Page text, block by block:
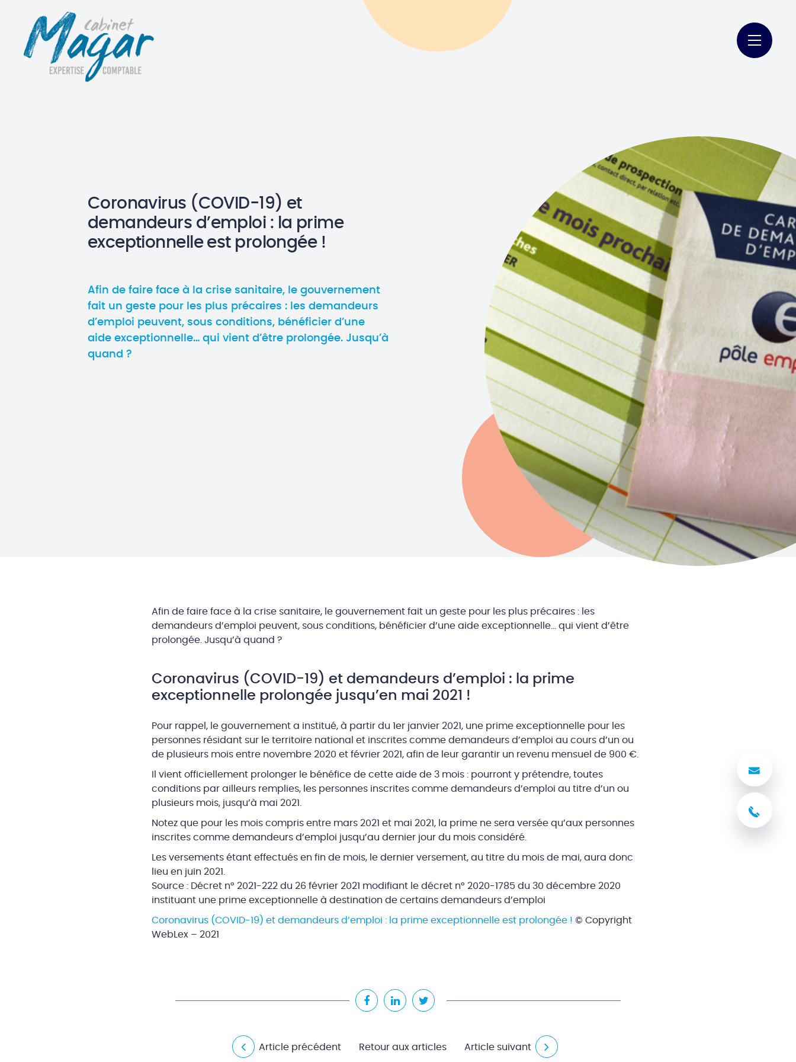
Coronavirus (COVID-19) et
demandeurs d’emploi : la prime
exceptionnelle est prolongée !
Afin de faire face à la crise sanitaire, le gouvernement
fait un geste pour les plus précaires : les demandeurs
d’emploi peuvent, sous conditions, bénéficier d’une
aide exceptionnelle… qui vient d’être prolongée. Jusqu’à
quand ?
Afin de faire face à la crise sanitaire, le gouvernement fait un geste pour les plus précaires : les
demandeurs d’emploi peuvent, sous conditions, bénéficier d’une aide exceptionnelle… qui vient d’être
prolongée. Jusqu’à quand ?
Coronavirus (COVID-19) et demandeurs d’emploi : la prime
exceptionnelle prolongée jusqu’en mai 2021 !
Pour rappel, le gouvernement a institué, à partir du 1er janvier 2021, une prime exceptionnelle pour les
personnes résidant sur le territoire national et inscrites comme demandeurs d’emploi au cours d’un ou
de plusieurs mois entre novembre 2020 et février 2021, afin de leur garantir un revenu mensuel de 900 €.
Il vient officiellement prolonger le bénéfice de cette aide de 3 mois : pourront y prétendre, toutes
conditions par ailleurs remplies, les personnes inscrites comme demandeurs d’emploi au titre d’un ou
plusieurs mois, jusqu’à mai 2021.
Notez que pour les mois compris entre mars 2021 et mai 2021, la prime ne sera versée qu’aux personnes
inscrites comme demandeurs d’emploi jusqu’au dernier jour du mois considéré.
Les versements étant effectués en fin de mois, le dernier versement, au titre du mois de mai, aura donc
lieu en juin 2021.
Source : Décret n° 2021-222 du 26 février 2021 modifiant le décret n° 2020-1785 du 30 décembre 2020
instituant une prime exceptionnelle à destination de certains demandeurs d’emploi
Coronavirus (COVID-19) et demandeurs d’emploi : la prime exceptionnelle est prolongée ! © Copyright
WebLex – 2021
Article précédent Retour aux articles Article suivant